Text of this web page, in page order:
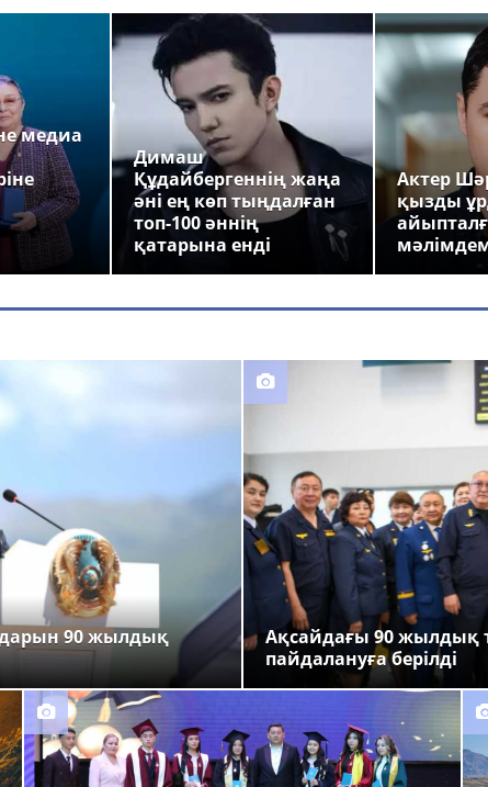
медиа
Димаш
Құдайбергеннің жаңа
әні ең көп тыңдалған
топ-100 әннің
қатарына енді
Актер
қызды
90 жылдық
Ақсайдағы 90 жылдық
пайдалануға берілді